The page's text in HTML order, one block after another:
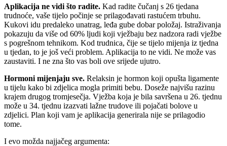
Aplikacija ne vidi što radite. Kad radite čučanj s 26 tjedana
trudnoće, vaše tijelo počinje se prilagođavati rastućem trbuhu.
Kukovi idu predaleko unatrag, leđa gube dobar položaj. Istraživanja
pokazuju da više od 60% ljudi koji vježbaju bez nadzora radi vježbe
s pogrešnom tehnikom. Kod trudnica, čije se tijelo mijenja iz tjedna
u tjedan, to je još veći problem. Aplikacija to ne vidi. Ne može vas
zaustaviti. I ne zna što vas boli ove srijede ujutro.
Hormoni mijenjaju sve. Relaksin je hormon koji opušta ligamente
u tijelu kako bi zdjelica mogla primiti bebu. Doseže najvišu razinu
krajem drugog tromjesečja. Vježba koja je bila savršena u 26. tjednu
može u 34. tjednu izazvati lažne trudove ili pojačati bolove u
zdjelici. Plan koji vam je aplikacija generirala nije se prilagodio
tome.
I evo možda najjačeg argumenta: